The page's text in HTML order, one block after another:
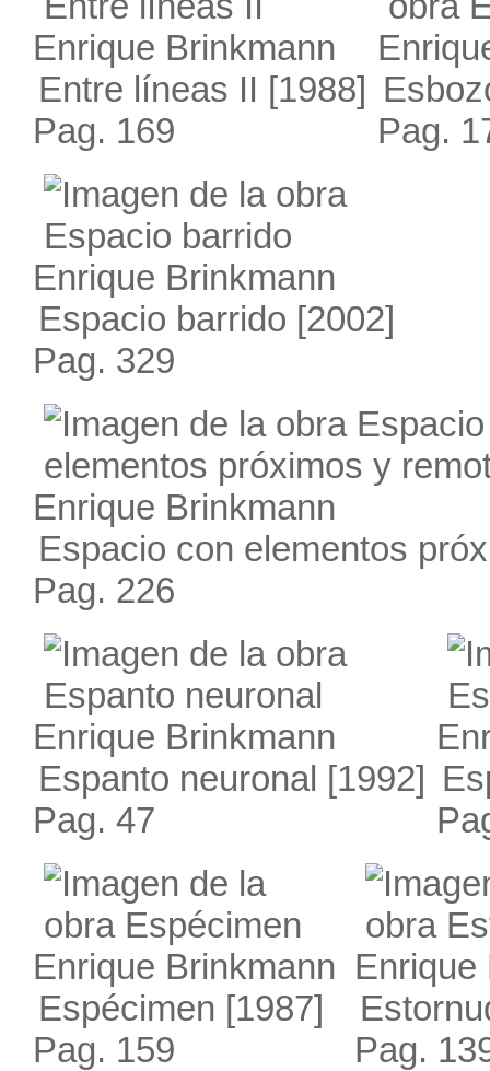
Enrique Brinkmann
Entre líneas II [1988]
Pag. 169
Pag.
Enrique Brinkmann
Espacio barrido [2002]
Pag. 329
Enrique Brinkmann
Espacio con elementos
Pag. 226
Enrique Brinkmann
Espanto neuronal [1992]
Pag. 47
Enrique Brinkmann
Espécimen [1987]
Pag. 159
Enrique
Pag.